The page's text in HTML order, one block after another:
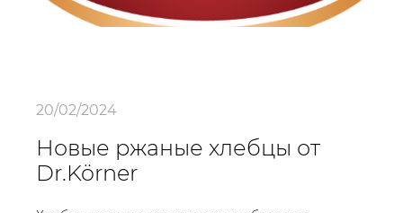
20/02/2024
Новые ржаные хлебцы от
Dr.Körner